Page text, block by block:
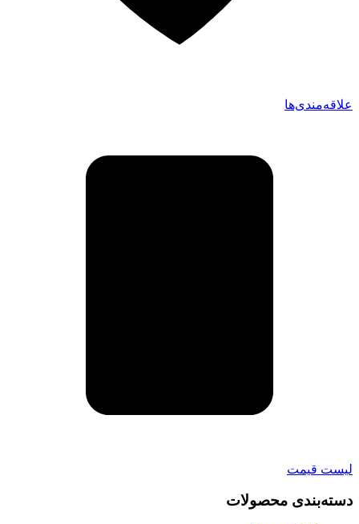
علاقه‌مندی‌ها
لیست قیمت
دسته‌بندی محصولات